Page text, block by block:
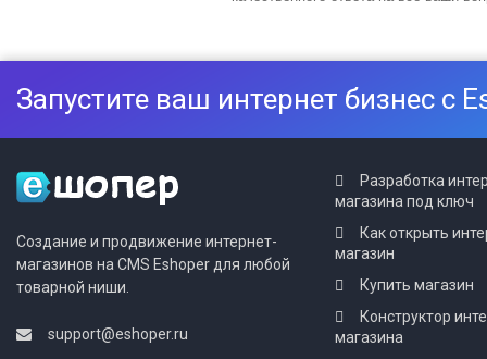
Запустите ваш интернет бизнес с
Создание и продвижение интернет-
магазинов на CMS Eshoper для любой
товарной ниши.
support@eshoper.ru
Разработка
магазина под ключ
Как открыть
магазин
Купить магазин
Конструктор
магазина